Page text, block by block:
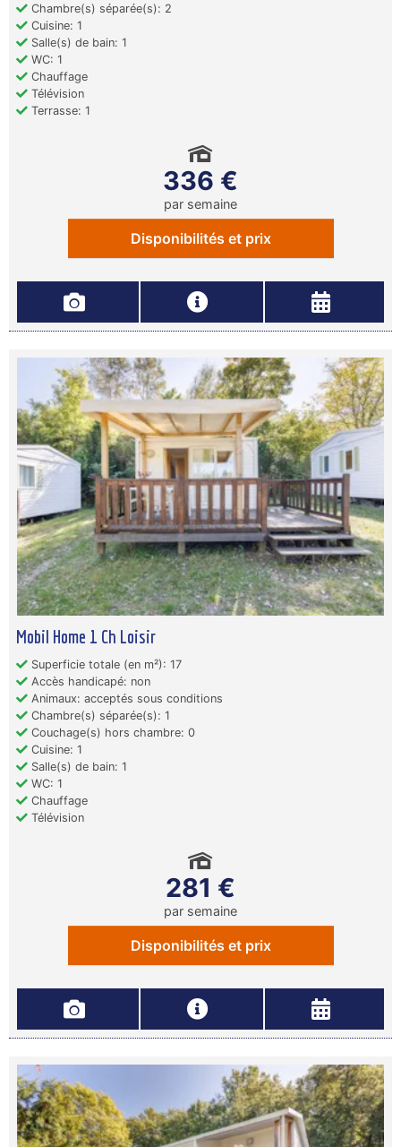
Chambre(s) séparée(s): 2
Cuisine: 1
Salle(s) de bain: 1
WC: 1
Chauffage
Télévision
Terrasse: 1
336 €
par semaine
Disponibilités et prix
Mobil Home 1 Ch Loisir
Superficie totale (en m²): 17
Accès handicapé: non
Animaux: acceptés sous conditions
Chambre(s) séparée(s): 1
Couchage(s) hors chambre: 0
Cuisine: 1
Salle(s) de bain: 1
WC: 1
Chauffage
Télévision
281 €
par semaine
Disponibilités et prix